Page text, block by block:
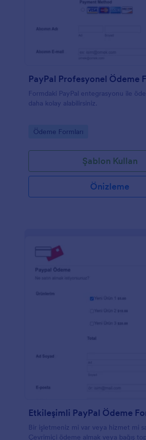
PayPal Profesyonel Ödeme
Formdaki PayPal entegrasyonu ile
daha kolay alabilirsiniz.
Go to Category:
Ödeme Formları
Şablon Kullan
Önizleme
Etkileşimli PayPal Ödeme
Bir işletmeniz mi var veya hizmet mi
Çevrimiçi ödeme almak veya bağış